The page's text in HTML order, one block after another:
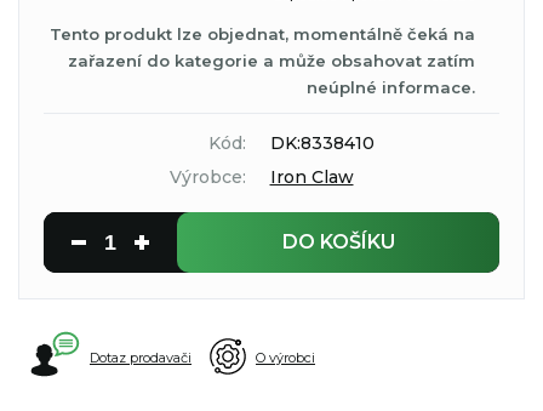
Tento produkt lze objednat, momentálně čeká na
zařazení do kategorie a může obsahovat zatím
neúplné informace.
Kód:
DK:8338410
Výrobce:
Iron Claw
DO KOŠÍKU
Dotaz prodavači O výrobci